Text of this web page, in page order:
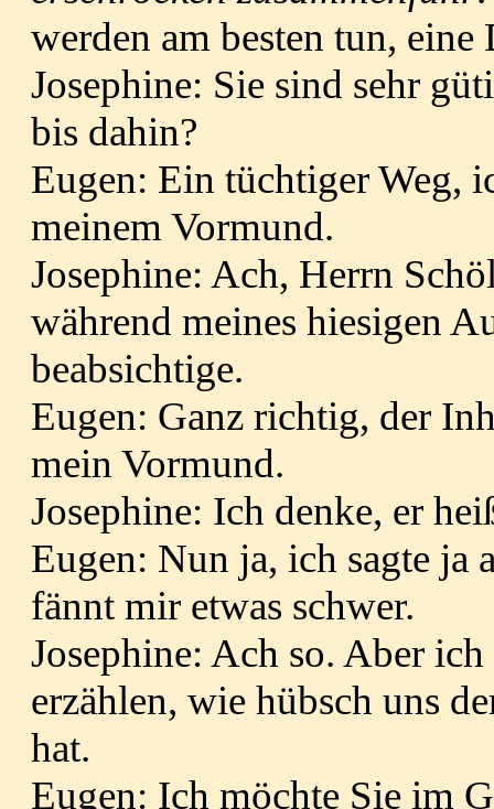
werden am besten tun, eine
Josephine: Sie sind sehr
bis dahin?
Eugen: Ein tüchtiger Weg,
meinem Vormund.
Josephine: Ach, Herrn
während meines hiesigen
beabsichtige.
Eugen: Ganz richtig, der
mein Vormund.
Josephine: Ich denke, er
Eugen: Nun ja, ich sagte ja
fännt mir etwas schwer.
Josephine: Ach so. Aber
erzählen, wie hübsch uns
hat.
Eugen: Ich möchte Sie im